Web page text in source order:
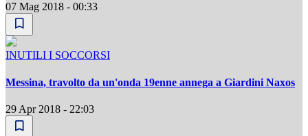
07 Mag 2018 - 00:33
INUTILI I SOCCORSI
Messina, travolto da un'onda 19enne annega a Giardini Naxos
29 Apr 2018 - 22:03